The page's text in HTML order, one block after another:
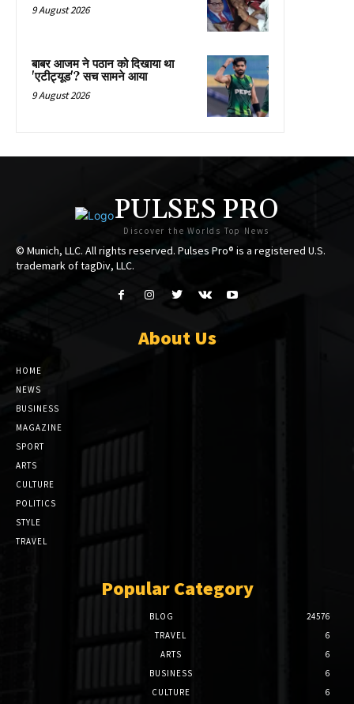
9 August 2026
बाबर आजम ने पठान को दिखाया था
'एटीट्यूड'? सच सामने आया
9 August 2026
PULSES PRO
Discover the Worlds Top News
© Munich, LLC. All rights reserved. Pulses Pro® is a registered U.S.
trademark of tagDiv, LLC.
About Us
HOME
NEWS
BUSINESS
MAGAZINE
SPORT
ARTS
CULTURE
POLITICS
STYLE
TRAVEL
Popular Category
BLOG
24576
TRAVEL
6
ARTS
6
BUSINESS
6
CULTURE
6